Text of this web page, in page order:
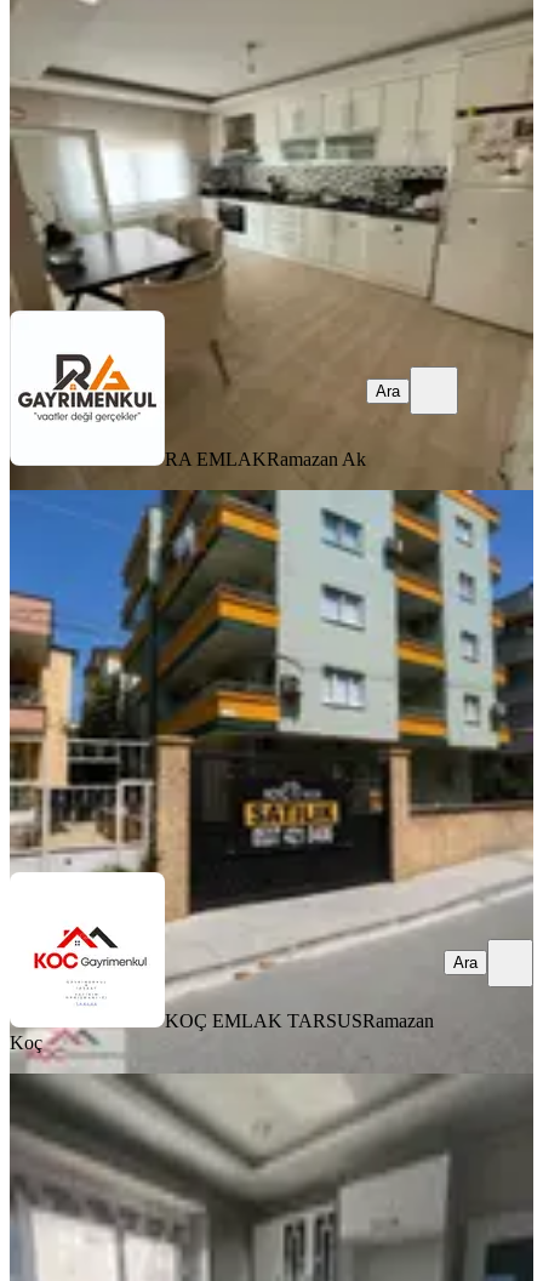
Tarsus, Şehitishak Mahallesi
4+1
180 m²·1. Kat·03.08.2026
5.100.000 ₺
RA EMLAKRamazan Ak
RA EMLAKRamazan Ak
Ara
Yeşilyurt Mahallesi’nde Koç
Emlak’tan Satılık 3+1 Daire
Tarsus, Yeşilyurt Mahallesi
3+1 ·125 m² ·Yüksek giriş 02.08.2026
3.200.000 ₺
KOÇ EMLAK TARSUS Ramazan Koç
Ara
KOÇ EMLAK TARSUSRamazan
Koç
Ara
SIFIR BİNA
82 Evler Mahallesı'nde Satılık 2 + 1
Daıre
Tarsus, 82evler Mahallesi
2+1· ·9. Kat·02.08.2026
4.500.000 ₺